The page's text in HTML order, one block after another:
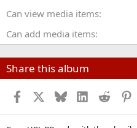
Can view media items
Can add media items
Share this album
FacebookX (Twitter)
BlueskyLinkedInReddit